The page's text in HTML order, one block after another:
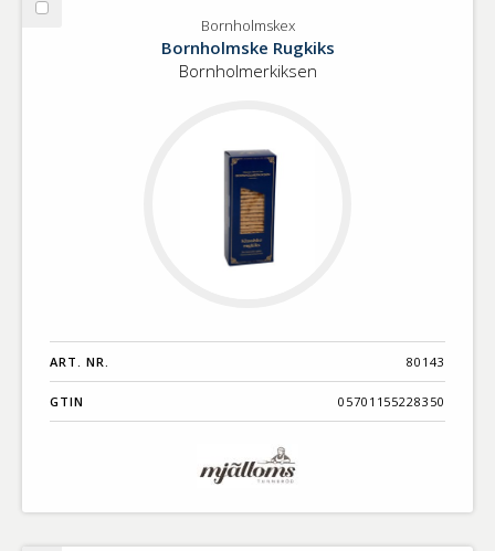
Välj
Bornholmskex
Bornholmske Rugkiks
Bornholmerkiksen
ART. NR. 80143
GTIN 05701155228350